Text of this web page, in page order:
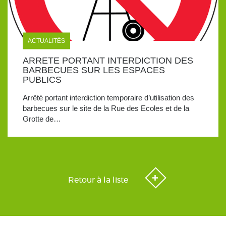
ACTUALITÉS
ARRETE PORTANT INTERDICTION DES
BARBECUES SUR LES ESPACES
PUBLICS
Arrêté portant interdiction temporaire d’utilisation des
barbecues sur le site de la Rue des Ecoles et de la
Grotte de…
Retour à la liste